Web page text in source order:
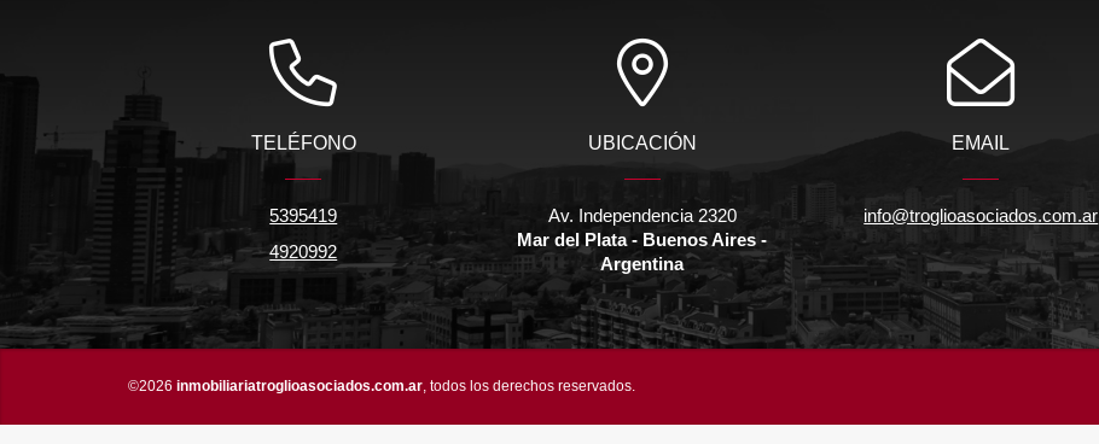
TELÉFONO
5395419
4920992
UBICACIÓN
Av. Independencia 2320
Mar del Plata - Buenos Aires -
Argentina
EMAIL
info@troglioasociados.com.ar
©2026 inmobiliariatroglioasociados.com.ar , todos los derechos reservados.